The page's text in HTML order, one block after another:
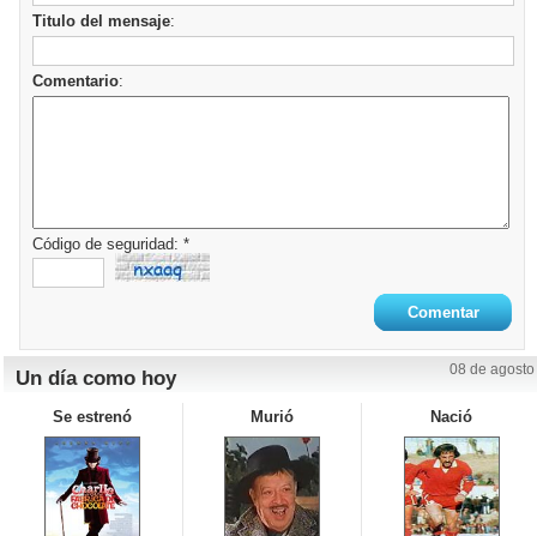
Titulo del mensaje:
Comentario:
Código de seguridad: *
Un día como hoy 08 de agosto
Se estrenó Murió Nació